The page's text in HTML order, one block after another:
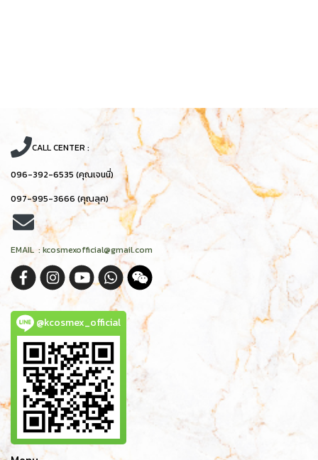
CALL CENTER :
096-392-6535 (คุณเจนนี่)
097-995-3666 (คุณลุค)
EMAIL : kcosmexofficial@gmail.com
@kcosmex_official